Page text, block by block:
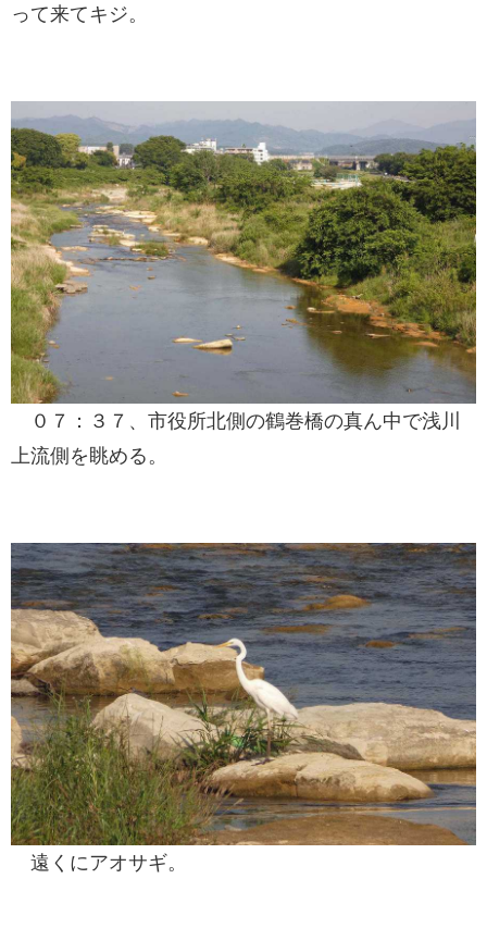
って来てキジ。
０７：３７、市役所北側の鶴巻橋の真ん中で浅川
上流側を眺める。
遠くにアオサギ。